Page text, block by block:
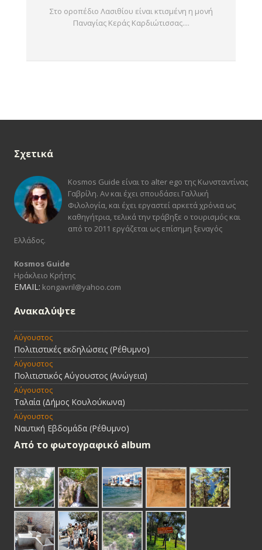
Στο οροπέδιο Λασιθίου είναι κτισμένη η μονή
Παναγίας Κεράς Καρδιώτισσας....
Σχετικά
Kosmos Guide είναι το alter ego της Κωνσταντίνας
Γαβρίλη. Αν και έχει σπουδάσει Γαλλική
Φιλολογία, και έχει εργαστεί αρκετά χρόνια ως
καθηγήτρια, τελικά την τράβηξε ο τουρισμός και
από το 2011 εργάζεται ως επίσημη ξεναγός
Ελλάδος.
Kosmos Guide
Ηράκλειο Κρήτης
EMAIL: kongavril@yahoo.com
Ανακαλύψτε
Αύγουστος
Πολιτιστικές εκδηλώσεις (Ρέθυμνο)
Αύγουστος
Πολιτιστικός Αύγουστος (Ανώγεια)
Αύγουστος
Ταλαία (Δήμος Κουλούκωνα)
Αύγουστος
Ναυτική Εβδομάδα (Ρέθυμνο)
Από τo φωτογραφικό album